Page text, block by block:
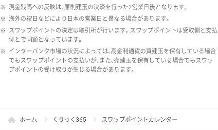
※ 現金残高への反映は、原則建玉の決済を行った2営業日後となります。
※ 海外の祝日などにより日本の営業日と異なる場合があります。
※ スワップポイントの決定は取引所が行います。スワップポイントは受取側と支払
側とで同額となっています。
※ インターバンク市場の状況によっては、高金利通貨の買建玉を保有している場合
でもスワップポイントの支払いが、また、売建玉を保有している場合でもスワッ
プポイントの受け取りが生じる場合があります。
ホーム くりっく365 スワップポイントカレンダー